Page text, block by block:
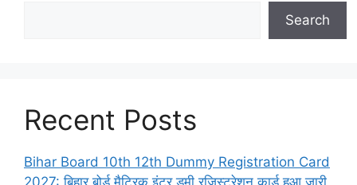
Search
Recent Posts
Bihar Board 10th 12th Dummy Registration Card
2027: बिहार बोर्ड मैट्रिक इंटर डमी रजिस्ट्रेशन कार्ड हुआ जारी,